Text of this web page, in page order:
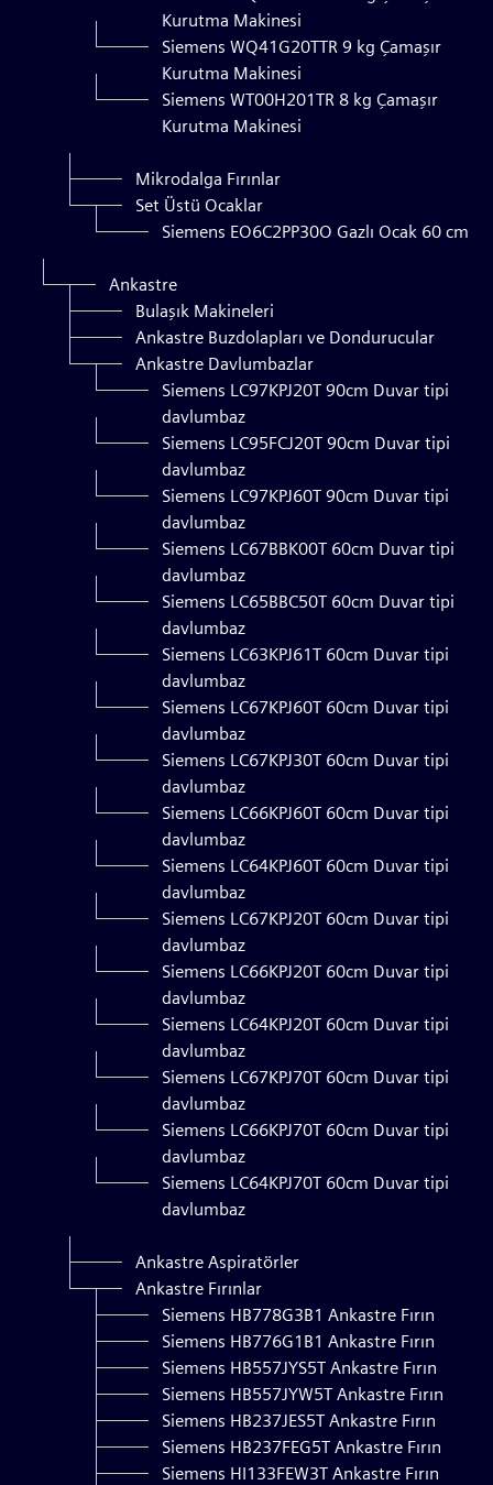
Kurutma Makinesi
Siemens WQ41G20TTR 9 kg Çamaşır
Kurutma Makinesi
Siemens WT00H201TR 8 kg Çamaşır
Kurutma Makinesi
Mikrodalga Fırınlar
Set Üstü Ocaklar
Siemens EO6C2PP30O Gazlı Ocak 60 cm
Ankastre
Bulaşık Makineleri
Ankastre Buzdolapları ve Dondurucular
Ankastre Davlumbazlar
Siemens LC97KPJ20T 90cm Duvar tipi
davlumbaz
Siemens LC95FCJ20T 90cm Duvar tipi
davlumbaz
Siemens LC97KPJ60T 90cm Duvar tipi
davlumbaz
Siemens LC67BBK00T 60cm Duvar tipi
davlumbaz
Siemens LC65BBC50T 60cm Duvar tipi
davlumbaz
Siemens LC63KPJ61T 60cm Duvar tipi
davlumbaz
Siemens LC67KPJ60T 60cm Duvar tipi
davlumbaz
Siemens LC67KPJ30T 60cm Duvar tipi
davlumbaz
Siemens LC66KPJ60T 60cm Duvar tipi
davlumbaz
Siemens LC64KPJ60T 60cm Duvar tipi
davlumbaz
Siemens LC67KPJ20T 60cm Duvar tipi
davlumbaz
Siemens LC66KPJ20T 60cm Duvar tipi
davlumbaz
Siemens LC64KPJ20T 60cm Duvar tipi
davlumbaz
Siemens LC67KPJ70T 60cm Duvar tipi
davlumbaz
Siemens LC66KPJ70T 60cm Duvar tipi
davlumbaz
Siemens LC64KPJ70T 60cm Duvar tipi
davlumbaz
Ankastre Aspiratörler
Ankastre Fırınlar
Siemens HB778G3B1 Ankastre Fırın
Siemens HB776G1B1 Ankastre Fırın
Siemens HB557JYS5T Ankastre Fırın
Siemens HB557JYW5T Ankastre Fırın
Siemens HB237JES5T Ankastre Fırın
Siemens HB237FEG5T Ankastre Fırın
Siemens HI133FEW3T Ankastre Fırın